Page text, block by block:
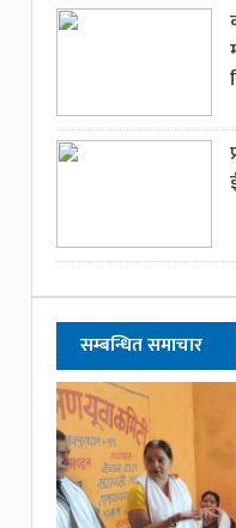
सम्बन्धित समाचार